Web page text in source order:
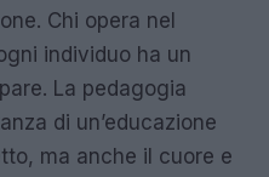
Chi opera nel
individuo ha un
La pedagogia
di un’educazione
ma anche il cuore e